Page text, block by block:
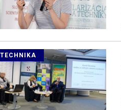
TECHNIKA